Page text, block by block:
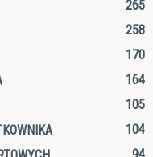
265
258
170
164
105
104